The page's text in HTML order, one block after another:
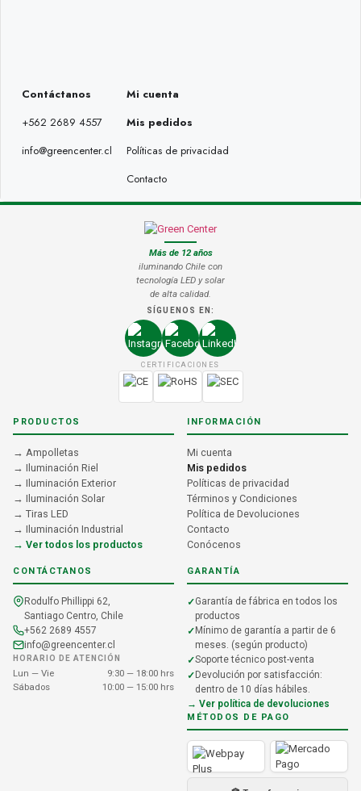
Contáctanos
+562 2689 4557
info@greencenter.cl
Mi cuenta
Mis pedidos
Políticas de privacidad
Contacto
Más de 12 años
iluminando Chile con
tecnología LED y solar
de alta calidad.
SÍGUENOS EN:
CERTIFICACIONES
PRODUCTOS
→ Ampolletas
→ Iluminación Riel
→ Iluminación Exterior
→ Iluminación Solar
→ Tiras LED
→ Iluminación Industrial
→ Ver todos los productos
INFORMACIÓN
Mi cuenta
Mis pedidos
Políticas de privacidad
Términos y Condiciones
Política de Devoluciones
Contacto
Conócenos
CONTÁCTANOS
Rodulfo Phillippi 62,
Santiago Centro, Chile
+562 2689 4557
info@greencenter.cl
HORARIO DE ATENCIÓN
Lun — Vie
9:30 — 18:00 hrs
Sábados
10:00 — 15:00 hrs
GARANTÍA
Garantía de fábrica en todos los
productos
Mínimo de garantía a partir de 6
meses. (según producto)
Soporte técnico post-venta
Devolución por satisfacción:
dentro de 10 días hábiles.
→ Ver política de devoluciones
MÉTODOS DE PAGO